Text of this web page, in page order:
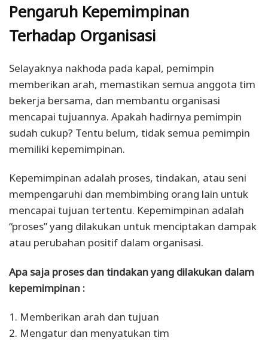
Pengaruh Kepemimpinan
Terhadap Organisasi
Selayaknya nakhoda pada kapal, pemimpin
memberikan arah, memastikan semua anggota tim
bekerja bersama, dan membantu organisasi
mencapai tujuannya. Apakah hadirnya pemimpin
sudah cukup? Tentu belum, tidak semua pemimpin
memiliki kepemimpinan.
Kepemimpinan adalah proses, tindakan, atau seni
mempengaruhi dan membimbing orang lain untuk
mencapai tujuan tertentu. Kepemimpinan adalah
“proses” yang dilakukan untuk menciptakan dampak
atau perubahan positif dalam organisasi.
Apa saja proses dan tindakan yang dilakukan dalam
kepemimpinan :
1. Memberikan arah dan tujuan
2. Mengatur dan menyatukan tim